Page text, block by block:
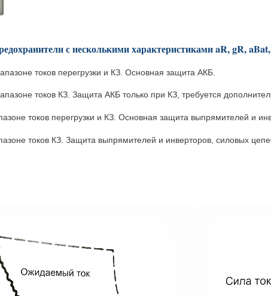
с несколькими характеристиками aR, gR,
токов перегрузки и КЗ. Основная защита АКБ.
токов КЗ. Защита АКБ только при КЗ, требуется
токов перегрузки и КЗ. Основная защита выпрямителей и
токов КЗ. Защита выпрямителей и инверторов, силовых